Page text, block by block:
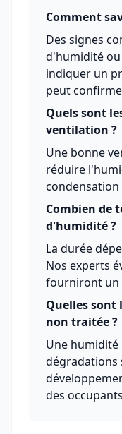
Comment
Des signes
d'humidité ou
indiquer un
peut
Quels sont
ventilation ?
Une bonne
réduire
condensation
Combien de
d'humidité ?
La durée
Nos experts
fourniront un
Quelles sont
non traitée ?
Une
dégradations
des